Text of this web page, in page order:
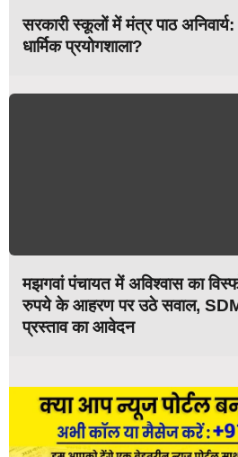
सरकारी स्कूलों में मंत्र पाठ अनिवार्य:
धार्मिक प्रयोगशाला?
मझगवां पंचायत में अविश्वास का
रुपये के आहरण पर उठे सवाल, SDM
प्रस्ताव का आवेदन